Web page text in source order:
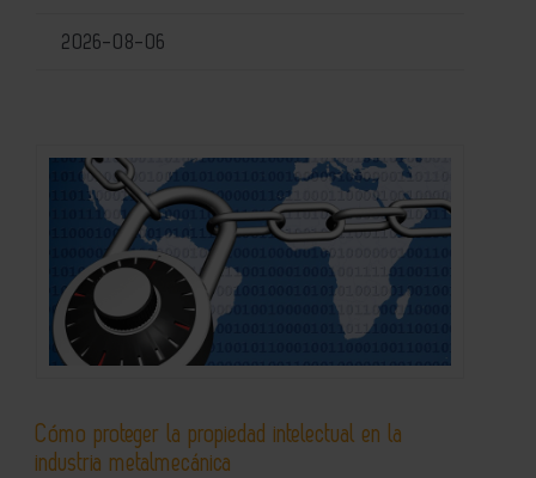
2026-08-06
Cómo proteger la propiedad intelectual en la
industria metalmecánica